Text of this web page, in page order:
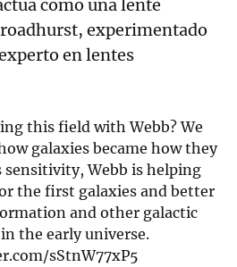
como una lente
experimentado
en lentes
this field with Webb? We
galaxies became how they
sensitivity, Webb is helping
the first galaxies and better
and other galactic
the early universe.
sStnW77xP5